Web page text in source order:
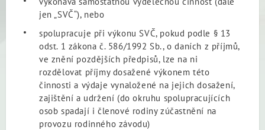
jen „SVČ“), nebo
spolupracuje při výkonu SVČ, pokud podle § 13
odst. 1 zákona č. 586/1992 Sb., o daních z příjmů,
ve znění pozdějších předpisů, lze na ni
rozdělovat příjmy dosažené výkonem této
činnosti a výdaje vynaložené na jejich dosažení,
zajištění a udržení (do okruhu spolupracujících
osob spadají i členové rodiny zúčastnění na
provozu rodinného závodu)